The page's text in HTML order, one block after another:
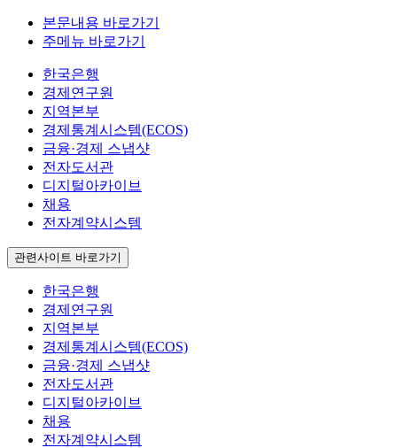
본문내용 바로가기
주메뉴 바로가기
한국은행
경제연구원
지역본부
경제통계시스템(ECOS)
금융·경제 스냅샷
전자도서관
디지털아카이브
채용
전자계약시스템
관련사이트 바로가기
한국은행
경제연구원
지역본부
경제통계시스템(ECOS)
금융·경제 스냅샷
전자도서관
디지털아카이브
채용
전자계약시스템